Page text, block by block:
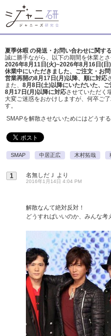
夏季休暇 の発送・お問い合わせに関す
誠に勝手ながら、以下の期間を休業とさ
2026年8月11日(火)~2026年8月16日(日)
休業中にいただきました、ご注文・お
営業再開の8月17日(月)以降、順に対応
また、 8月8日(土)以降にいただいた、ご
8月17日(月)以降に対応させていただく
大変ご迷惑をおかけしますが、 何卒ご
す。
SMAPを解散させないためにはどうす
SMAP 中居正広 木村拓哉
1 名無しだＪ より
2016年1月14日 4:04 PM
解散なんて絶対反対！
どうすればいいのか、みんな考